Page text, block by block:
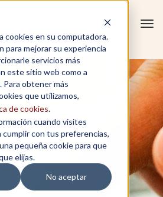
cookies en su computadora.
para mejorar su experiencia
servicios más
este sitio web como a
obtener más
que utilizamos,
de cookies.
cuando visites
con tus preferencias,
pequeña cookie para que
elijas.
No aceptar